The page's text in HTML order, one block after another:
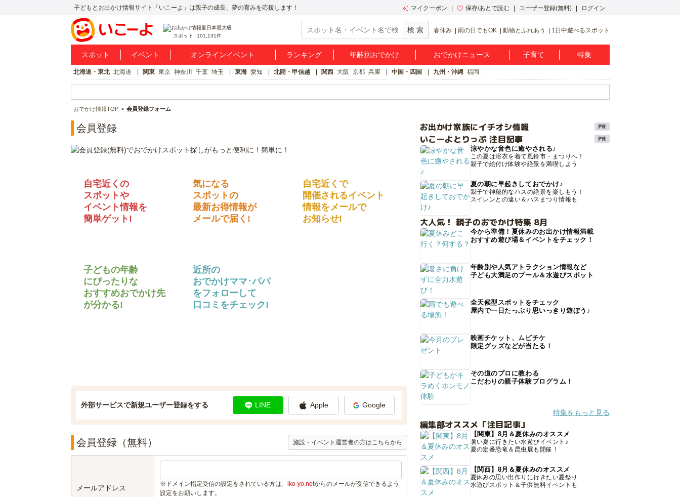
子どもとお出かけ情報サイト「いこーよ」は親子の成長、夢の育みを応援します！ マイクーポン 保存/あとで読む ユーザー登録(無料) ログイン
スポット 101,131件
春休み 雨の日でもOK 動物とふれあう 1日中遊べるスポット
スポット イベント オンラインイベント ランキング 年齢別おでかけ おでかけニュース 子育て 特集
北海道・東北 北海道 関東 東京 神奈川 千葉 埼玉 東海 愛知 北陸・甲信越 関西 大阪 京都 兵庫 中国・四国 九州・沖縄 福岡
おでかけ情報TOP 会員登録フォーム
会員登録
自宅近くの
スポットや
イベント情報を
簡単ゲット!
気になる
スポットの
最新お得情報が
メールで届く!
自宅近くで
開催されるイベント
情報をメールで
お知らせ!
子どもの年齢
にぴったりな
おすすめおでかけ先
が分かる!
近所の
おでかけママ･パパ
をフォローして
口コミをチェック!
外部サービスで新規ユーザー登録をする LINE Apple Google
会員登録（無料） 施設・イベント運営者の方はこちらから
メールアドレス ※ドメイン指定受信の設定をされている方は、 iko-yo.netからのメールが受信できるよう
設定をお願いします。
お出かけ家族にイチオシ情報
いこーよとりっぷ 注目記事
涼やかな音色に癒やされる♪
この夏は浴衣を着て風鈴市・まつりへ！
親子で絵付け体験や絶景を満喫しよう
夏の朝に早起きしておでかけ♪
親子で神秘的なハスの絶景を楽しもう！
スイレンとの違い＆ハスまつり情報も
大人気！ 親子のおでかけ特集 8月
今から準備！夏休みのお出かけ情報満載
おすすめ遊び場＆イベントをチェック！
年齢別や人気アトラクション情報など
子ども大満足のプール＆水遊びスポット
全天候型スポットをチェック
屋内で一日たっぷり思いっきり遊ぼう♪
映画チケット、ムビチケ
限定グッズなどが当たる！
その道のプロに教わる
こだわりの親子体験プログラム！
特集をもっと見る
編集部オススメ「注目記事」
【関東】8月＆夏休みのオススメ
暑い夏に行きたい水遊びイベント♪
夏の定番恐竜＆昆虫展も開催！
【関西】8月＆夏休みのオススメ
夏休みの思い出作りに行きたい夏祭り
水遊びスポット＆子供無料イベントも